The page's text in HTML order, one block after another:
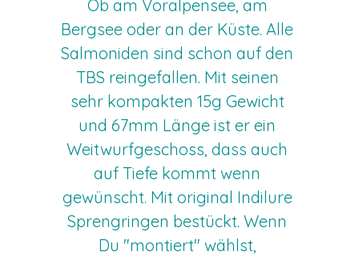
Ob am Voralpensee, am
Bergsee oder an der Küste. Alle
Salmoniden sind schon auf den
TBS reingefallen. Mit seinen
sehr kompakten 15g Gewicht
und 67mm Länge ist er ein
Weitwurfgeschoss, dass auch
auf Tiefe kommt wenn
gewünscht. Mit original Indilure
Sprengringen bestückt. Wenn
Du "montiert" wählst,